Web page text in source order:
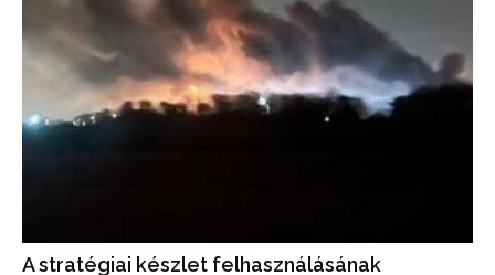
A stratégiai készlet felhasználásának